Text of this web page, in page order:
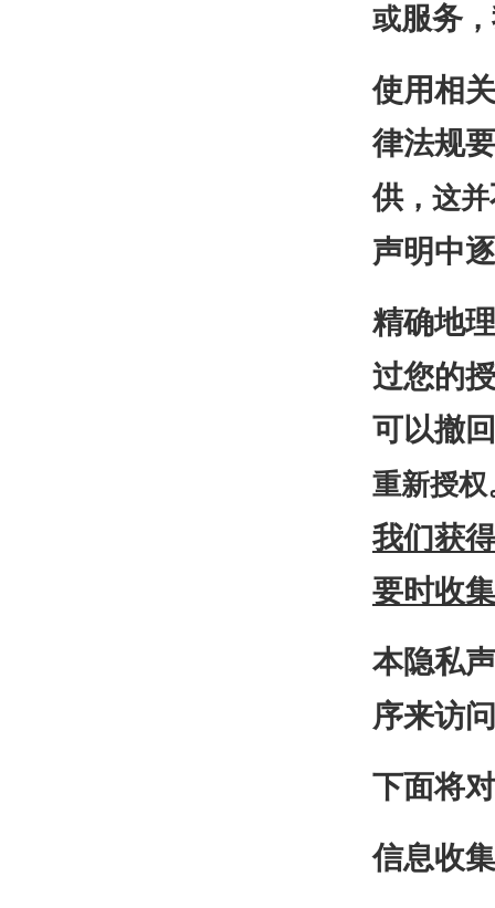
或服务，
使用相
律法规
供，这并
声明中
精确地
过您的
可以撤
重新授权
我们获
要时收
本隐私
序来访
下面将
信息收集